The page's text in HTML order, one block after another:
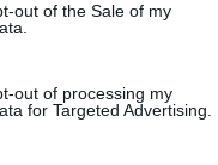
out of the Sale of my
out of processing my
for Targeted Advertising.